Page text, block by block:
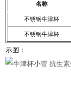
名称
不锈钢牛津杯
不锈钢牛津杯
示图：